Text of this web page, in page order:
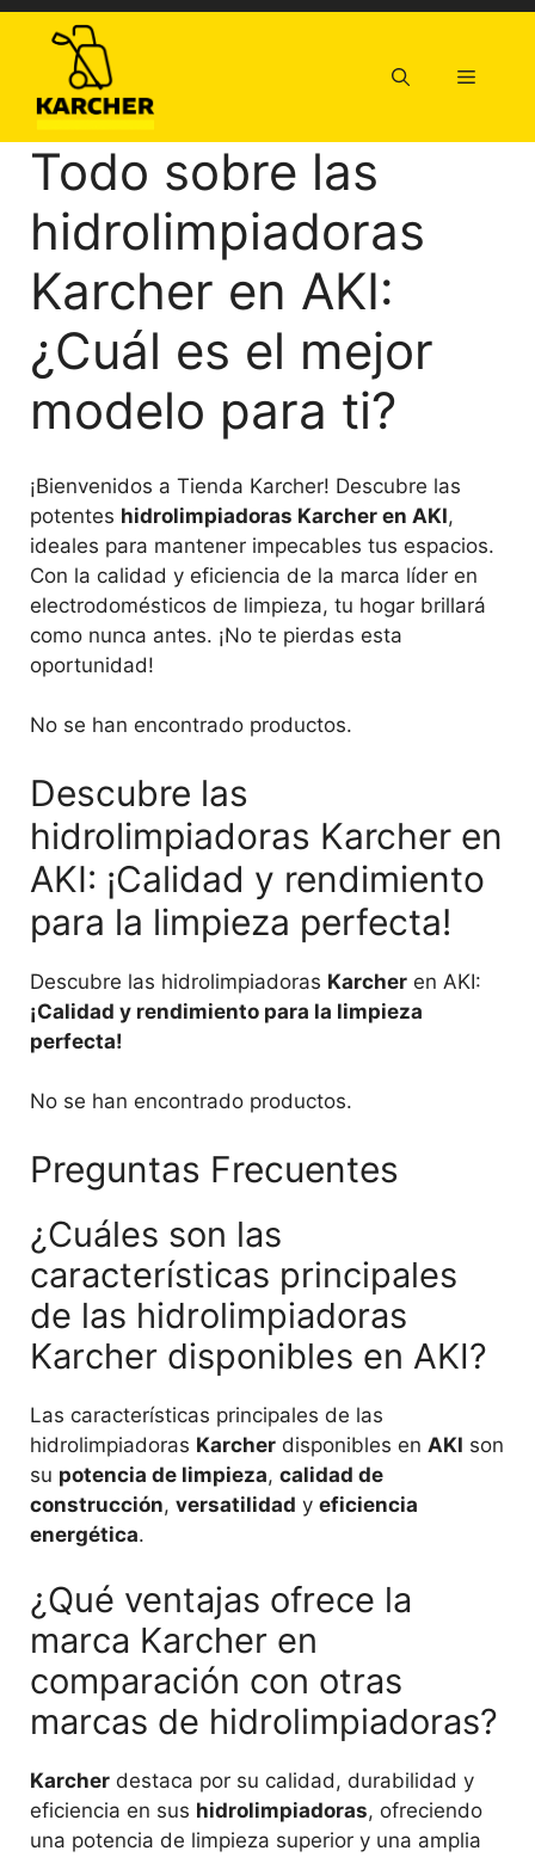
Saltar
contenido
Menú
Todo sobre las
hidrolimpiadoras
Karcher en AKI:
¿Cuál es el mejor
modelo para ti?
¡Bienvenidos a Tienda Karcher! Descubre las
potentes hidrolimpiadoras Karcher en AKI,
ideales para mantener impecables tus espacios.
Con la calidad y eficiencia de la marca líder en
electrodomésticos de limpieza, tu hogar brillará
como nunca antes. ¡No te pierdas esta
oportunidad!
No se han encontrado productos.
Descubre las
hidrolimpiadoras Karcher en
AKI: ¡Calidad y rendimiento
para la limpieza perfecta!
Descubre las hidrolimpiadoras Karcher en AKI:
¡Calidad y rendimiento para la limpieza
perfecta!
No se han encontrado productos.
Preguntas Frecuentes
¿Cuáles son las
características principales
de las hidrolimpiadoras
Karcher disponibles en AKI?
Las características principales de las
hidrolimpiadoras Karcher disponibles en AKI son
su potencia de limpieza, calidad de
construcción, versatilidad y eficiencia
energética.
¿Qué ventajas ofrece la
marca Karcher en
comparación con otras
marcas de hidrolimpiadoras?
Karcher destaca por su calidad, durabilidad y
eficiencia en sus hidrolimpiadoras, ofreciendo
una potencia de limpieza superior y una amplia